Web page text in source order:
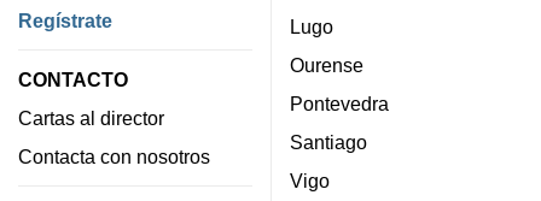
Regístrate
CONTACTO
Cartas al director
Contacta con nosotros
Lugo
Ourense
Pontevedra
Santiago
Vigo